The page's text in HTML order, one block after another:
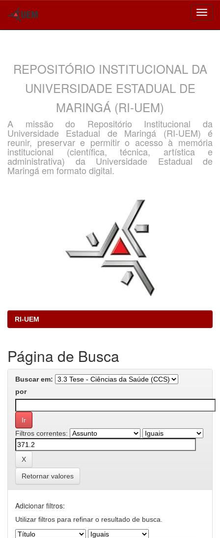
REPOSITÓRIO INSTITUCIONAL DA
UNIVERSIDADE ESTADUAL DE
MARINGÁ (RI-UEM)
A missão do Repositório Institucional da
Universidade Estadual de Maringá (RI-UEM) é
reunir, preservar e permitir o acesso à memória
institucional (científica, técnica, artística e
administrativa) da Universidade Estadual de
Maringá em formato digital.
RI-UEM
Página de Busca
Buscar em:
por
Filtros correntes:
Retornar valores
Adicionar filtros:
Utilizar filtros para refinar o resultado de busca.